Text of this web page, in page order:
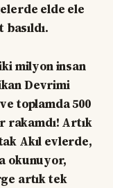
elde ele
milyon insan
Devrimi
toplamda 500
rakamdı! Artık
Akıl evlerde,
okunuyor,
artık tek